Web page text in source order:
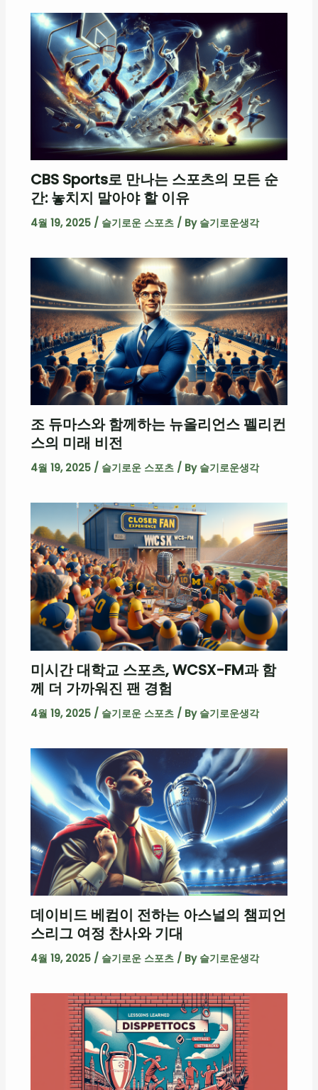
CBS Sports로 만나는 스포츠의 모든 순
간: 놓치지 말아야 할 이유
4월 19, 2025 / 슬기로운 스포츠/ By 슬기로운생각
조 듀마스와 함께하는 뉴올리언스 펠리컨
스의 미래 비전
4월 19, 2025 / 슬기로운 스포츠/ By 슬기로운생각
미시간 대학교 스포츠, WCSX-FM과 함
께 더 가까워진 팬 경험
4월 19, 2025 / 슬기로운 스포츠/ By 슬기로운생각
데이비드 베컴이 전하는 아스널의 챔피언
스리그 여정 찬사와 기대
4월 19, 2025 / 슬기로운 스포츠/ By 슬기로운생각